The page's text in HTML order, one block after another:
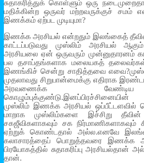
சுதாகரித்துக் கொள்ளும் ஒரு
மதிக்கின்ற ஒருவர் மற்றவருக்குச் சமம்
இணக்கம் ஏற்பட முடியுமா?
இணக்க அரசியல் என்றதும் இலங்கைத்
காட்டப்படுவது முஸ்லிம் அரசியல்
அரசியலை ஏன் ஒருவரும் முன்னுதாரனம்
பல தசாப்தங்களாக மலையகத்
இணங்கிச் சென்று சாதித்தவை
முதலாவது சிறுபான்மைக்கு எதிராக
அரவணைக்க
முஸ்லிம் இணக்க அரசியல் ஒப்பீட்டளவில்
மாறாக முஸ்லிம்களை இச்சிறு
சகஜீவிகளாகவும் சக
ஏற்றுக் கொண்டதால் அல்ல.எனவே
கலாசாரத்தைப் பொறுத்தவரை இணக்க
பிரயோகத்தில் சுதாகரிப்பு அரசியல்தான்
தான்.